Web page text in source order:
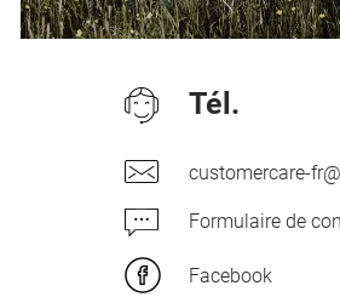
Tél.
customercare-
Formulaire de
Facebook